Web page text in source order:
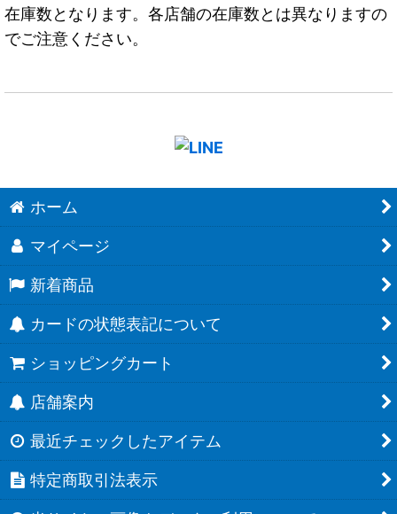
在庫数となります。各店舗の在庫数とは異なりますの
でご注意ください。
ホーム
マイページ
新着商品
カードの状態表記について
ショッピングカート
店舗案内
最近チェックしたアイテム
特定商取引法表示